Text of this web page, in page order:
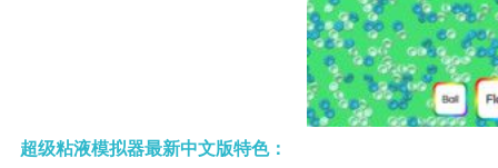
超级粘液模拟器最新中文版特色：